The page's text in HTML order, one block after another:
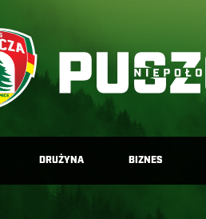
DRUŻYNA BIZNES